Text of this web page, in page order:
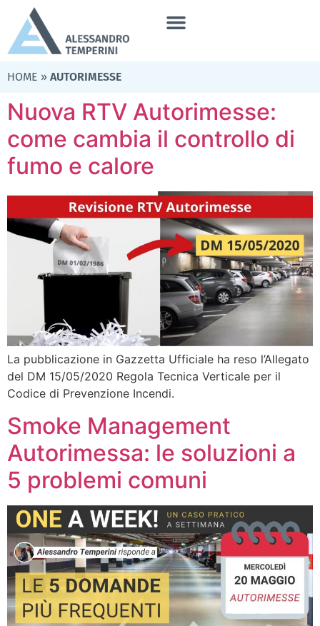
HOME » AUTORIMESSE
Nuova RTV Autorimesse:
come cambia il controllo di
fumo e calore
La pubblicazione in Gazzetta Ufficiale ha reso l’Allegato
del DM 15/05/2020 Regola Tecnica Verticale per il
Codice di Prevenzione Incendi.
Smoke Management
Autorimessa: le soluzioni a
5 problemi comuni